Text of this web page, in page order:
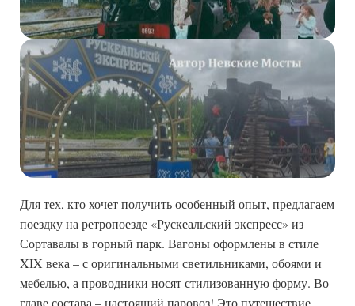
Для тех, кто хочет получить особенный опыт, предлагаем
поездку на ретропоезде «Рускеальский экспресс» из
Сортавалы в горный парк. Вагоны оформлены в стиле
XIX века – с оригинальными светильниками, обоями и
мебелью, а проводники носят стилизованную форму. Во
главе состава – настоящий паровоз! Это путешествие